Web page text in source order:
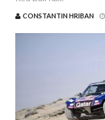
CONSTANTIN HRIBAN